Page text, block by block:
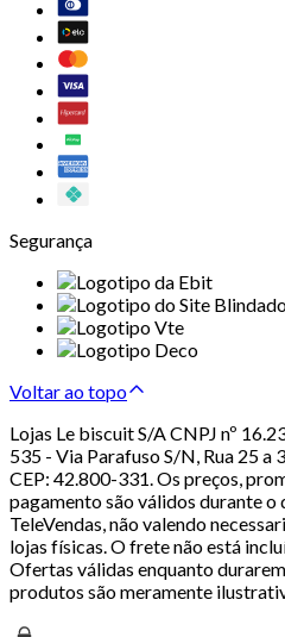
Segurança
Voltar ao topo
Lojas Le biscuit S/A CNPJ nº
535 - Via Parafuso S/N, Rua 25 a
CEP: 42.800-331. Os preços,
pagamento são válidos durante o
TeleVendas, não valendo
lojas físicas. O frete não está
Ofertas válidas enquanto
produtos são meramente